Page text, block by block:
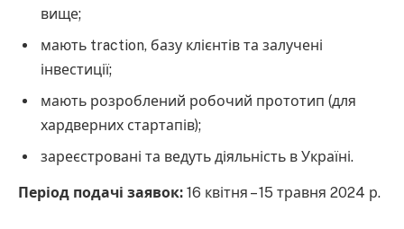
вище;
мають traction, базу клієнтів та залучені
інвестиції;
мають розроблений робочий прототип (для
хардверних стартапів);
зареєстровані та ведуть діяльність в Україні.
Період подачі заявок: 16 квітня – 15 травня 2024 р.